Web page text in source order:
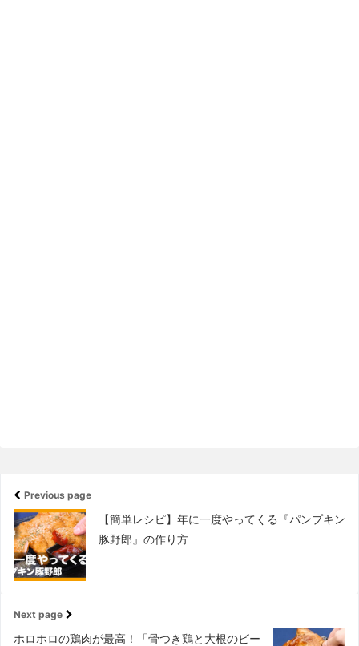
Previous page
【簡単レシピ】年に一度やってくる『パンプキン
豚野郎』の作り方
Next page
ホロホロの鶏肉が最高！「骨つき鶏と大根のビー